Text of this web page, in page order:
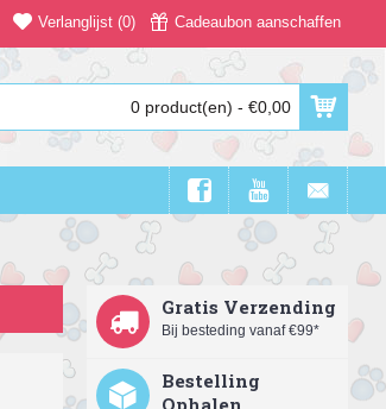
Verlanglijst (0) Cadeaubon aanschaffen
0 product(en) - €0,00
Gratis Verzending
Bij besteding vanaf €99*
Bestelling
Ophalen